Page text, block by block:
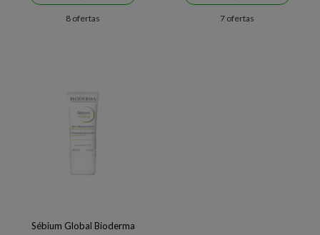
8 ofertas 7 ofertas
Sébium Global Bioderma